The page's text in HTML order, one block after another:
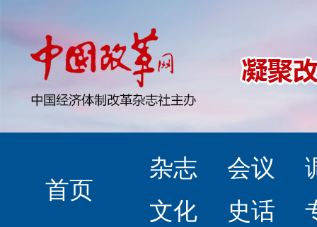
首页
杂志 会议
文化
史话